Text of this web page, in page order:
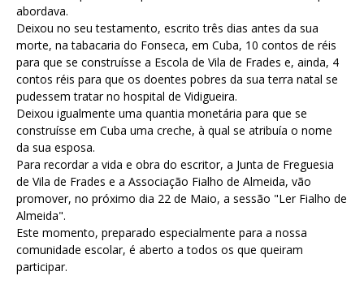
abordava.
Deixou no seu testamento, escrito três dias antes da sua
morte, na tabacaria do Fonseca, em Cuba, 10 contos de réis
para que se construísse a Escola de Vila de Frades e, ainda, 4
contos réis para que os doentes pobres da sua terra natal se
pudessem tratar no hospital de Vidigueira.
Deixou igualmente uma quantia monetária para que se
construísse em Cuba uma creche, à qual se atribuía o nome
da sua esposa.
Para recordar a vida e obra do escritor, a Junta de Freguesia
de Vila de Frades e a Associação Fialho de Almeida, vão
promover, no próximo dia 22 de Maio, a sessão "Ler Fialho de
Almeida".
Este momento, preparado especialmente para a nossa
comunidade escolar, é aberto a todos os que queiram
participar.